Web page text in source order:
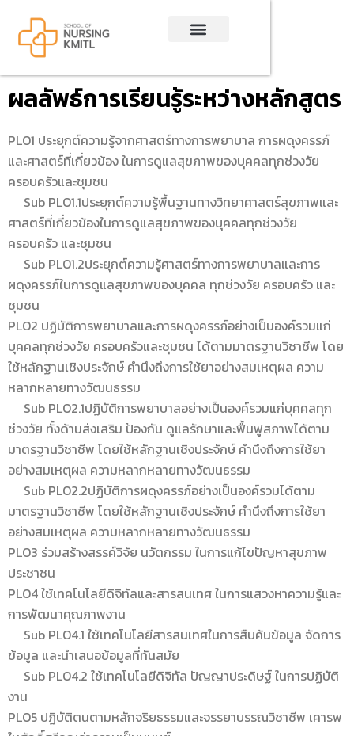
content
ผลลัพธ์การเรียนรู้ระหว่างหลักสูตร
PLO1 ประยุกต์ความรู้จากศาสตร์ทางการพยาบาล การผดุงครรภ์
และศาสตร์ที่เกี่ยวข้อง ในการดูแลสุขภาพของบุคคลทุกช่วงวัย
ครอบครัวและชุมชน
Sub PLO1.1ประยุกต์ความรู้พื้นฐานทางวิทยาศาสตร์สุขภาพและ
ศาสตร์ที่เกี่ยวข้องในการดูแลสุขภาพของบุคคลทุกช่วงวัย
ครอบครัว และชุมชน
Sub PLO1.2ประยุกต์ความรู้ศาสตร์ทางการพยาบาลและการ
ผดุงครรภ์ในการดูแลสุขภาพของบุคคล ทุกช่วงวัย ครอบครัว และ
ชุมชน
PLO2 ปฏิบัติการพยาบาลและการผดุงครรภ์อย่างเป็นองค์รวมแก่
บุคคลทุกช่วงวัย ครอบครัวและชุมชน ได้ตามมาตรฐานวิชาชีพ โดย
ใช้หลักฐานเชิงประจักษ์ คำนึงถึงการใช้ยาอย่างสมเหตุผล ความ
หลากหลายทางวัฒนธรรม
Sub PLO2.1ปฏิบัติการพยาบาลอย่างเป็นองค์รวมแก่บุคคลทุก
ช่วงวัย ทั้งด้านส่งเสริม ป้องกัน ดูแลรักษาและฟื้นฟูสภาพได้ตาม
มาตรฐานวิชาชีพ โดยใช้หลักฐานเชิงประจักษ์ คำนึงถึงการใช้ยา
อย่างสมเหตุผล ความหลากหลายทางวัฒนธรรม
Sub PLO2.2ปฏิบัติการผดุงครรภ์อย่างเป็นองค์รวมได้ตาม
มาตรฐานวิชาชีพ โดยใช้หลักฐานเชิงประจักษ์ คำนึงถึงการใช้ยา
อย่างสมเหตุผล ความหลากหลายทางวัฒนธรรม
PLO3 ร่วมสร้างสรรค์วิจัย นวัตกรรม ในการแก้ไขปัญหาสุขภาพ
ประชาชน
PLO4 ใช้เทคโนโลยีดิจิทัลและสารสนเทศ ในการแสวงหาความรู้และ
การพัฒนาคุณภาพงาน
Sub PLO4.1 ใช้เทคโนโลยีสารสนเทศในการสืบค้นข้อมูล จัดการ
ข้อมูล และนำเสนอข้อมูลที่ทันสมัย
Sub PLO4.2 ใช้เทคโนโลยีดิจิทัล ปัญญาประดิษฐ์ ในการปฏิบัติ
งาน
PLO5 ปฏิบัติตนตามหลักจริยธรรมและจรรยาบรรณวิชาชีพ เคารพ